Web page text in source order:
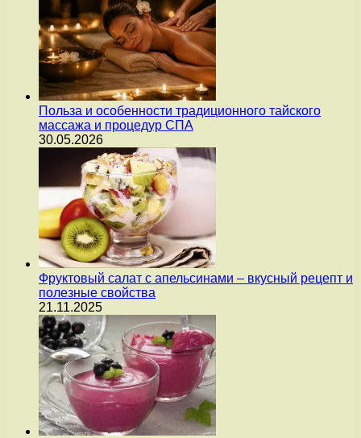
Польза и особенности традиционного тайского
массажа и процедур СПА
30.05.2026
Фруктовый салат с апельсинами – вкусный рецепт и
полезные свойства
21.11.2025